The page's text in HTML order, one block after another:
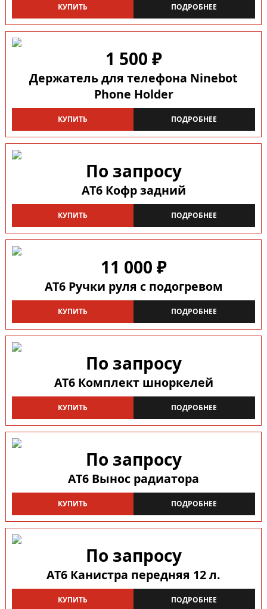
КУПИТЬ ПОДРОБНЕЕ
1 500 ₽
Держатель для телефона Ninebot
Phone Holder
КУПИТЬ ПОДРОБНЕЕ
По запросу
AT6 Кофр задний
КУПИТЬ ПОДРОБНЕЕ
11 000 ₽
AT6 Ручки руля с подогревом
КУПИТЬ ПОДРОБНЕЕ
По запросу
AT6 Комплект шноркелей
КУПИТЬ ПОДРОБНЕЕ
По запросу
AT6 Вынос радиатора
КУПИТЬ ПОДРОБНЕЕ
По запросу
AT6 Канистра передняя 12 л.
КУПИТЬ ПОДРОБНЕЕ